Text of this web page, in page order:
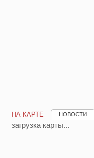
НА КАРТЕ НОВОСТИ
загрузка карты...